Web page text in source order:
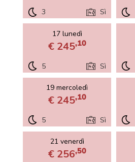
3 Sì
17 lunedì
€ 245,10
5 Sì
19 mercoledì
€ 245,10
5 Sì
21 venerdì
€ 256,50